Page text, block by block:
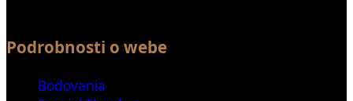
Podrobnosti o webe
Bodovania